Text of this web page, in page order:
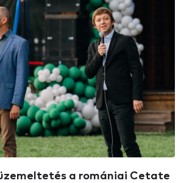
a romániai Cetate